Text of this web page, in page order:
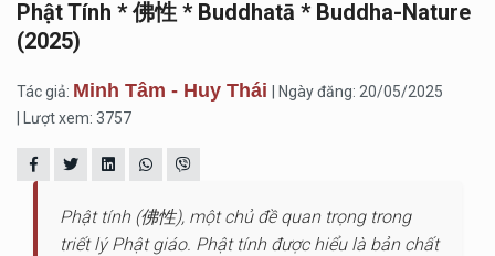
Phật Tính * 佛性 * Buddhatā * Buddha-Nature
(2025)
Tác giả: Minh Tâm - Huy Thái
| Ngày đăng: 20/05/2025
| Lượt xem: 3757
Phật tính (佛性), một chủ đề quan trọng trong
triết lý Phật giáo. Phật tính được hiểu là bản chất